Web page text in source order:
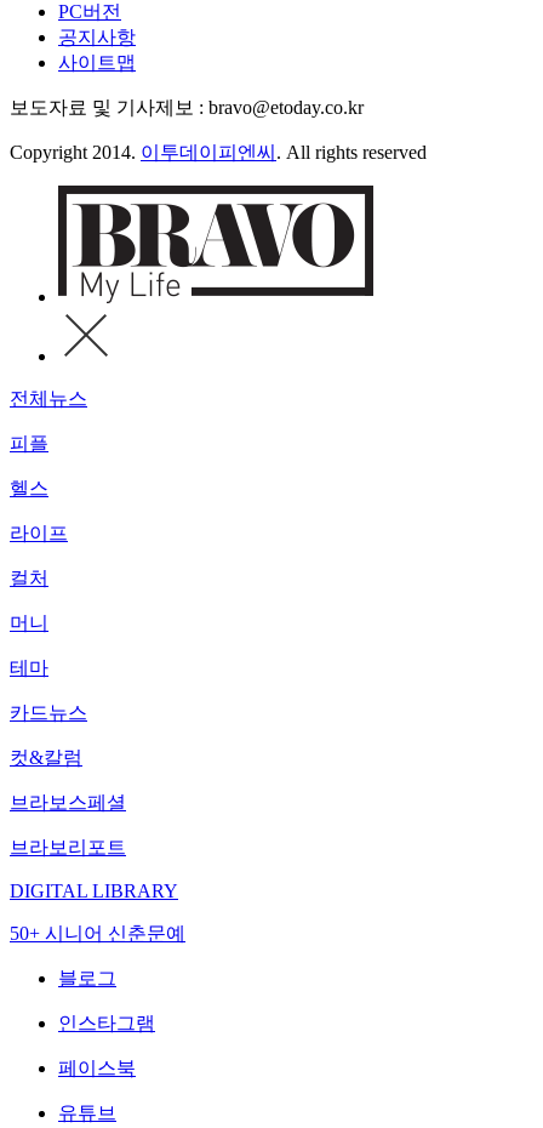
PC버전
공지사항
사이트맵
보도자료 및 기사제보 : bravo@etoday.co.kr
Copyright 2014. 이투데이피엔씨 . All rights reserved
전체뉴스
피플
헬스
라이프
컬처
머니
테마
카드뉴스
컷&칼럼
브라보스페셜
브라보리포트
DIGITAL LIBRARY
50+ 시니어 신춘문예
블로그
인스타그램
페이스북
유튜브